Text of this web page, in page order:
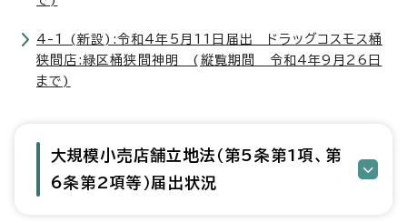
4-1 (新設):令和4年5月11日届出 ドラッグコスモス桶
狭間店:緑区桶狭間神明 (縦覧期間 令和4年9月26日
まで)
大規模小売店舗立地法（第5条第1項、第
6条第2項等）届出状況